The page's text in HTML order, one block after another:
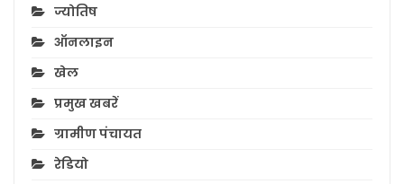
ज्योतिष
ऑनलाइन
खेल
प्रमुख खबरें
ग्रामीण पंचायत
रेडियो